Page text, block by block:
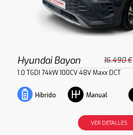
Hyundai Bayon 16.490 €
1.0 TGDI 74kW 100CV 48V Maxx DCT
Híbrido Manual
VER DETALLES